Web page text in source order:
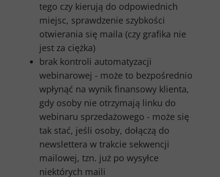
tego czy kierują do odpowiednich
miejsc, sprawdzenie szybkości
otwierania się maila (czy grafika nie
jest za ciężka)
brak kontroli automatyzacji
webinarowej - może to bezpośrednio
wpłynąć na wynik finansowy klienta,
gdy osoby nie otrzymają linku do
webinaru sprzedażowego - może się
tak stać, jeśli osoby, dołączą do
newslettera w trakcie sekwencji
mailowej, tzn. już po wysyłce
niektórych maili